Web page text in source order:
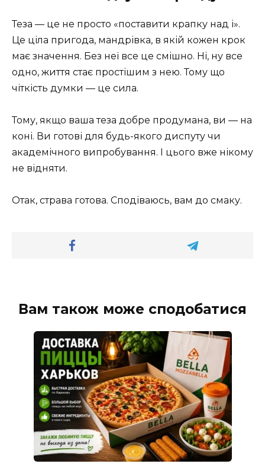
Теза — це не просто «поставити крапку над і».
Це ціла пригода, мандрівка, в якій кожен крок
має значення. Без неї все це смішно. Ні, ну все
одно, життя стає простішим з нею. Тому що
чіткість думки — це сила.
Тому, якщо ваша теза добре продумана, ви — на
коні. Ви готові для будь-якого диспуту чи
академічного випробування. І цього вже нікому
не відняти.
Отак, страва готова. Сподіваюсь, вам до смаку.
Вам також може сподобатися